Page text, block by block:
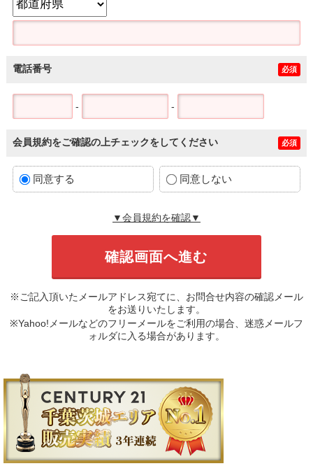
電話番号 必須
- -
会員規約をご確認の上チェックをしてください 必須
同意する 同意しない
▼会員規約を確認▼
※ご記入頂いたメールアドレス宛てに、お問合せ内容の確認メール
をお送りいたします。
※Yahoo!メールなどのフリーメールをご利用の場合、迷惑メールフ
ォルダに入る場合があります。